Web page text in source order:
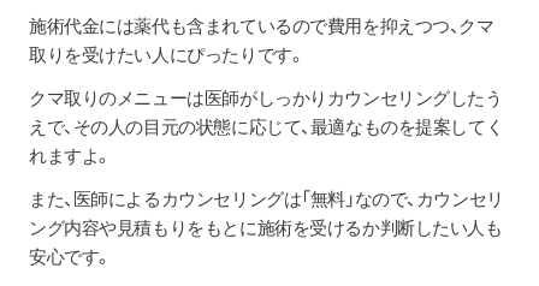
施術代金には薬代も含まれているので費用を抑えつつ、クマ
取りを受けたい人にぴったりです。
クマ取りのメニューは医師がしっかりカウンセリングしたう
えで、その人の目元の状態に応じて、最適なものを提案してく
れますよ。
また、医師によるカウンセリングは「無料」なので、カウンセリ
ング内容や見積もりをもとに施術を受けるか判断したい人も
安心です。